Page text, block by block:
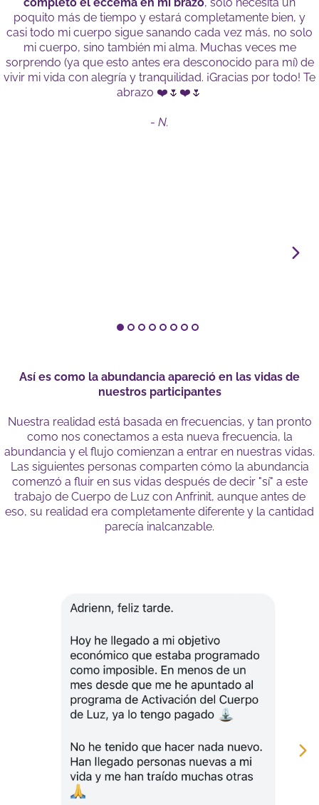
poquito más de tiempo y estará completamente bien, y
casi todo mi cuerpo sigue sanando cada vez más, no solo
mi cuerpo, sino también mi alma. Muchas veces me
sorprendo (ya que esto antes era desconocido para mí) de
vivir mi vida con alegría y tranquilidad. ¡Gracias por todo! Te
abrazo ❤️🌷❤️🌷
- N.
Así es como la abundancia apareció en las vidas de
nuestros participantes
Nuestra realidad está basada en frecuencias, y tan pronto
como nos conectamos a esta nueva frecuencia, la
abundancia y el flujo comienzan a entrar en nuestras vidas.
Las siguientes personas comparten cómo la abundancia
comenzó a fluir en sus vidas después de decir "sí" a este
trabajo de Cuerpo de Luz con Anfrinit, aunque antes de
eso, su realidad era completamente diferente y la cantidad
parecía inalcanzable.